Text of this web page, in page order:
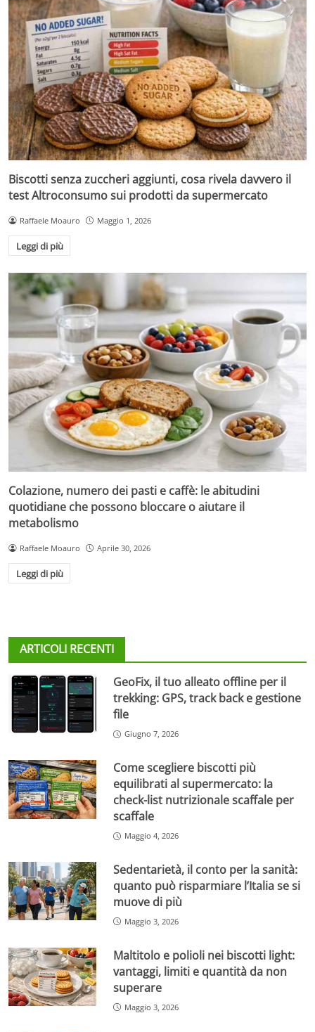
Biscotti senza zuccheri aggiunti, cosa rivela davvero il
test Altroconsumo sui prodotti da supermercato
Raffaele Moauro Maggio 1, 2026
Leggi di più
Colazione, numero dei pasti e caffè: le abitudini
quotidiane che possono bloccare o aiutare il
metabolismo
Raffaele Moauro Aprile 30, 2026
Leggi di più
ARTICOLI RECENTI
GeoFix, il tuo alleato offline per il
trekking: GPS, track back e gestione
file
Giugno 7, 2026
Come scegliere biscotti più
equilibrati al supermercato: la
check-list nutrizionale scaffale per
scaffale
Maggio 4, 2026
Sedentarietà, il conto per la sanità:
quanto può risparmiare l’Italia se si
muove di più
Maggio 3, 2026
Maltitolo e polioli nei biscotti light:
vantaggi, limiti e quantità da non
superare
Maggio 3, 2026